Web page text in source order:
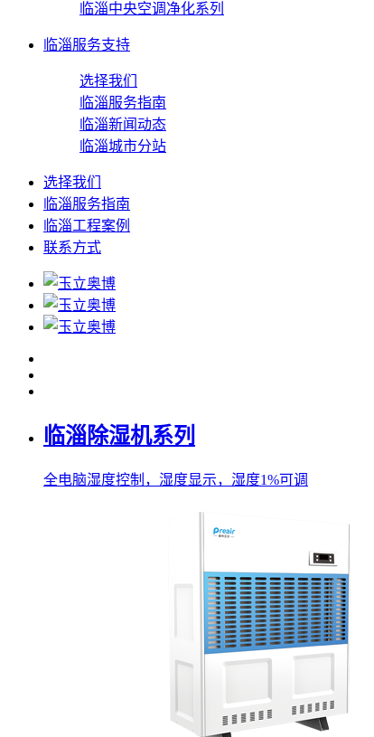
临淄中央空调净化系列
临淄服务支持
选择我们
临淄服务指南
临淄新闻动态
临淄城市分站
选择我们
临淄服务指南
临淄工程案例
联系方式
临淄除湿机系列
全电脑湿度控制，湿度显示，湿度1%可调